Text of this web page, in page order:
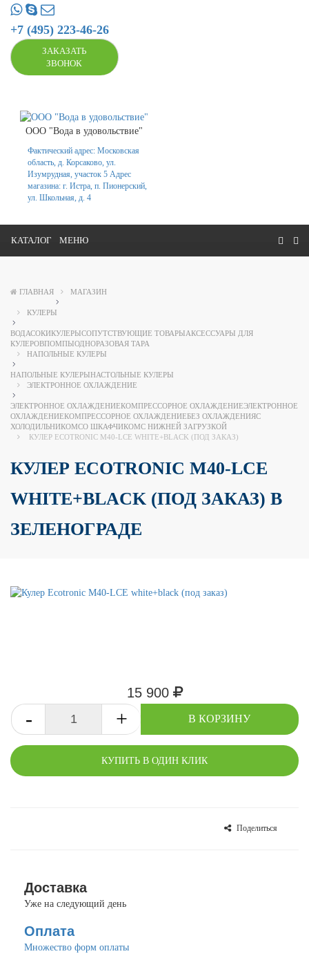
+7 (495) 223-46-26
ЗАКАЗАТЬ
ЗВОНОК
ООО "Вода в удовольствие"
Фактический адрес: Московская
область, д. Корсаково, ул.
Изумрудная, участок 5 Адрес
магазина: г. Истра, п. Пионерский,
ул. Школьная, д. 4
КАТАЛОГ МЕНЮ
ГЛАВНАЯ МАГАЗИН
КУЛЕРЫ
ВОДАСОКИКУЛЕРЫСОПУТСТВУЮЩИЕ ТОВАРЫАКСЕССУАРЫ ДЛЯ
КУЛЕРОВПОМПЫОДНОРАЗОВАЯ ТАРА
НАПОЛЬНЫЕ КУЛЕРЫ
НАПОЛЬНЫЕ КУЛЕРЫНАСТОЛЬНЫЕ КУЛЕРЫ
ЭЛЕКТРОННОЕ ОХЛАЖДЕНИЕ
ЭЛЕКТРОННОЕ ОХЛАЖДЕНИЕКОМПРЕССОРНОЕ ОХЛАЖДЕНИЕЭЛЕКТРОННОЕ
ОХЛАЖДЕНИЕКОМПРЕССОРНОЕ ОХЛАЖДЕНИЕБЕЗ ОХЛАЖДЕНИЯС
ХОЛОДИЛЬНИКОМСО ШКАФЧИКОМС НИЖНЕЙ ЗАГРУЗКОЙ
КУЛЕР ECOTRONIC M40-LCE WHITE+BLACK (ПОД ЗАКАЗ)
КУЛЕР ECOTRONIC M40-LCE
WHITE+BLACK (ПОД ЗАКАЗ) В
ЗЕЛЕНОГРАДЕ
15 900
- + В КОРЗИНУ
КУПИТЬ В ОДИН КЛИК
Поделиться
Доставка
Уже на следующий день
Оплата
Множество форм оплаты